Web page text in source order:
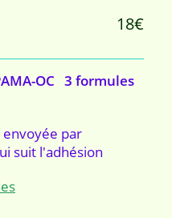
18€
OC 3 formules
par
suit l'adhésion